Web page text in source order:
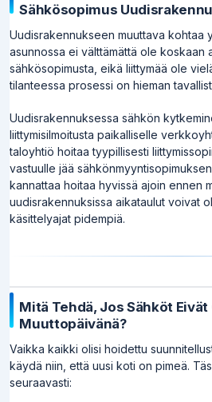
Sähkösopimus
Uudisrakennukseen muuttava kohtaa
asunnossa ei välttämättä ole koskaan
sähkösopimusta, eikä liittymää ole
tilanteessa prosessi on hieman
Uudisrakennuksessa sähkön
liittymisilmoitusta paikalliselle
taloyhtiö hoitaa tyypillisesti
vastuulle jää
kannattaa hoitaa hyvissä ajoin ennen
uudisrakennuksissa aikataulut voivat
käsittelyajat pidempiä.
Mitä Tehdä, Jos Sähköt Eivät
Muuttopäivänä?
Vaikka kaikki olisi hoidettu
käydä niin, että uusi koti on pimeä.
seuraavasti: